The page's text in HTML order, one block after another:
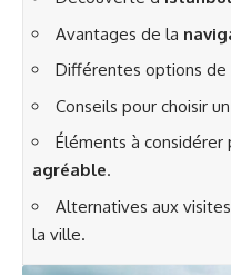
Avantages de la
Différentes options de
Conseils pour choisir un
Éléments à considérer
agréable.
Alternatives aux
la ville.